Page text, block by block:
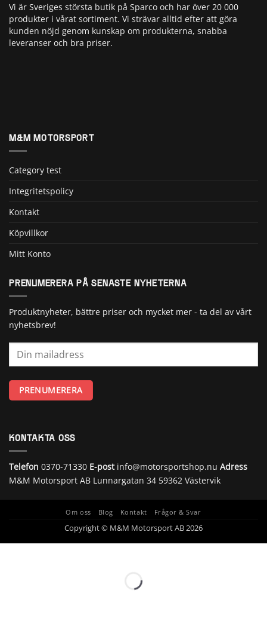
Vi är Sveriges största butik på Sparco och har över 20 000
produkter i vårat sortiment. Vi strävar alltid efter att göra
kunden nöjd genom kunskap om produkterna, snabba
leveranser och bra priser.
M&M MOTORSPORT
Category test
Integritetspolicy
Kontakt
Köpvillkor
Mitt Konto
PRENUMERERA PÅ SENASTE NYHETERNA
Produktnyheter, bättre priser och mycket mer - ta del av vårt
nyhetsbrev!
KONTAKTA OSS
Telefon 0370-71330 E-postinfo@motorsportshop.nu Adress
M&M Motorsport AB Lunnargatan 34 59362 Västervik
Om oss Blog Kontakt Frågor & Svar
Copyright © M&M Motorsport AB 2026